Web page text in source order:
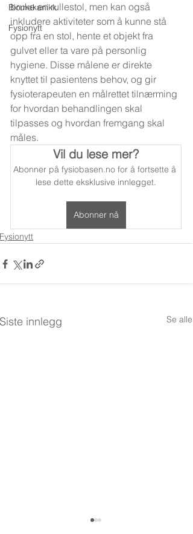
Biomekanikk
Fysionytt
bruke en rullestol, men kan også
inkludere aktiviteter som å kunne stå
opp fra en stol, hente et objekt fra
gulvet eller ta vare på personlig
hygiene. Disse målene er direkte
knyttet til pasientens behov, og gir
fysioterapeuten en målrettet tilnærming
for hvordan behandlingen skal
tilpasses og hvordan fremgang skal
måles.
Vil du lese mer?
Abonner på fysiobasen.no for å fortsette å
lese dette eksklusive innlegget.
Abonner nå
Fysionytt
Siste innlegg Se alle